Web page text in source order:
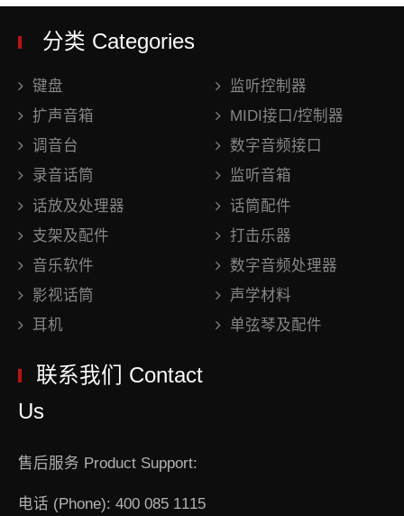
分类 Categories
键盘
监听控制器
扩声音箱
MIDI接口/控制器
调音台
数字音频接口
录音话筒
监听音箱
话放及处理器
话筒配件
支架及配件
打击乐器
音乐软件
数字音频处理器
影视话筒
声学材料
耳机
单弦琴及配件
联系我们 Contact
Us
售后服务 Product Support:
电话 (Phone): 400 085 1115